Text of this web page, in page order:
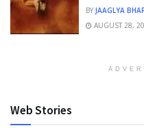
BY JAAGLYA
AUGUST 28,
Web Stories